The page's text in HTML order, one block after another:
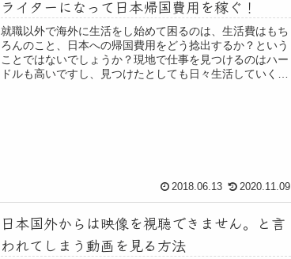
ライターになって日本帰国費用を稼ぐ！
就職以外で海外に生活をし始めて困るのは、生活費はもち
ろんのこと、日本への帰国費用をどう捻出するか？という
ことではないでしょうか？現地で仕事を見つけるのはハー
ドルも高いですし、見つけたとしても日々生活していくだ
2018.06.13 2020.11.09
日本国外からは映像を視聴できません。と言
われてしまう動画を見る方法